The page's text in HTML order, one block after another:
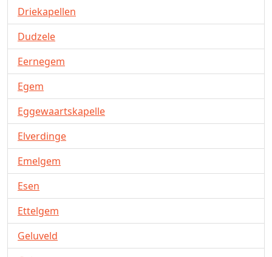
Driekapellen
Dudzele
Eernegem
Egem
Eggewaartskapelle
Elverdinge
Emelgem
Esen
Ettelgem
Geluveld